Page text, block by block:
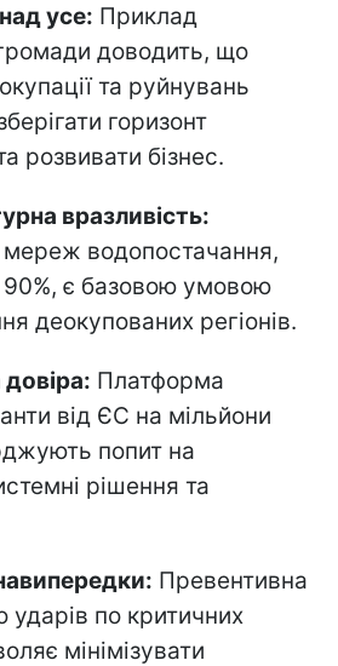
усе: Приклад
доводить, що
та руйнувань
горизонт
розвивати бізнес.
вразливість:
мереж водопостачання,
є базовою умовою
деокупованих регіонів.
Платформа
від ЄС на мільйони
попит на
рішення та
Превентивна
ударів по критичних
мінімізувати